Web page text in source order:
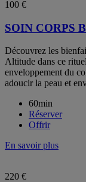
100 €
SOIN CORPS
Découvrez les
Altitude dans ce
enveloppement du
adoucir la peau et
60min
Réserver
Offrir
En savoir plus
220 €